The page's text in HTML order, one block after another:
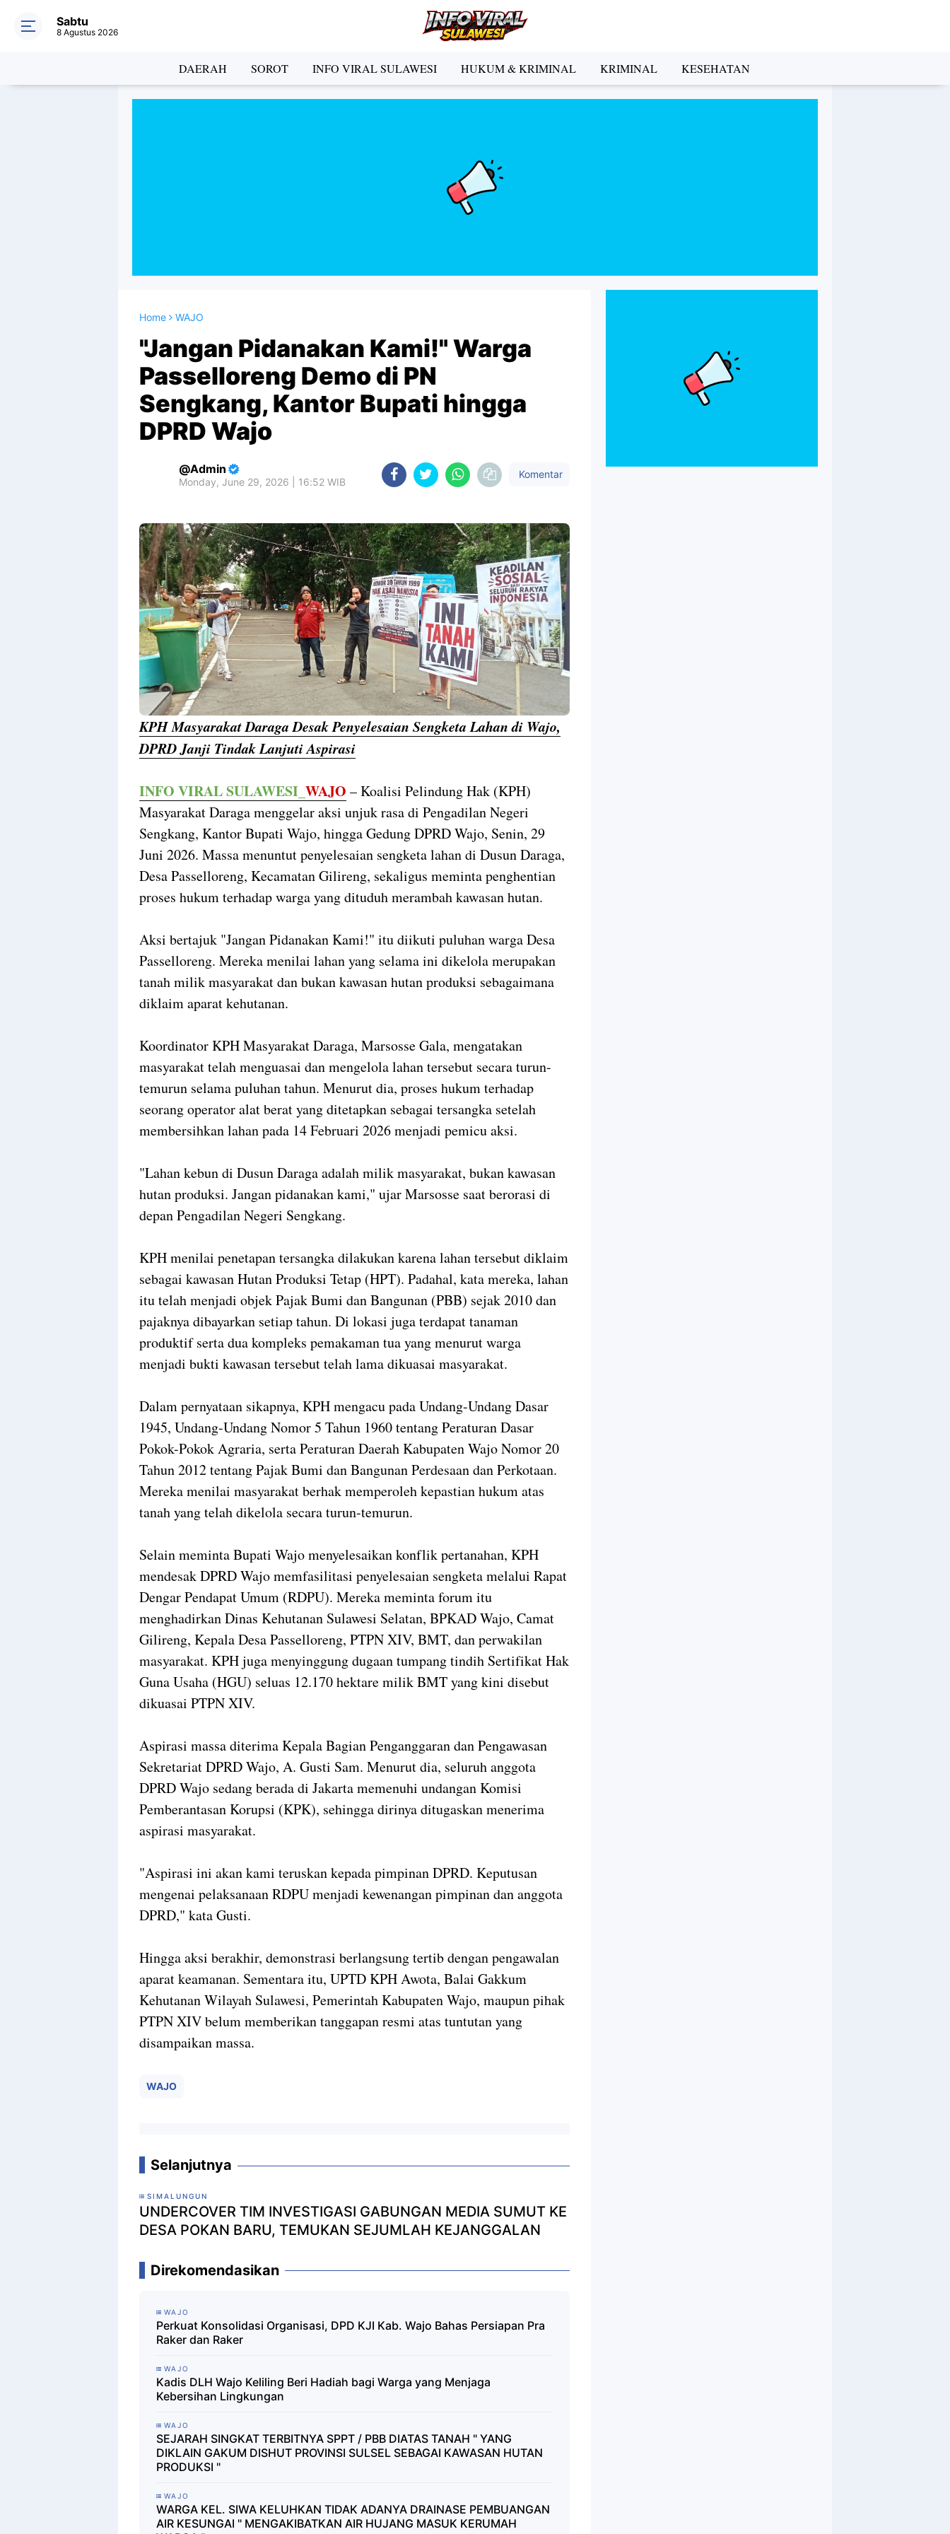
Sabtu
8 Agustus 2026
DAERAH SOROT INFO VIRAL SULAWESI HUKUM & KRIMINAL KRIMINAL KESEHATAN
Home WAJO
"Jangan Pidanakan Kami!" Warga
Passelloreng Demo di PN
Sengkang, Kantor Bupati hingga
DPRD Wajo
Admin
Monday, June 29, 2026 | 16:52 WIB
Komentar
KPH Masyarakat Daraga Desak Penyelesaian Sengketa Lahan di Wajo,
DPRD Janji Tindak Lanjuti Aspirasi
INFO VIRAL SULAWESI_ WAJO – Koalisi Pelindung Hak (KPH)
Masyarakat Daraga menggelar aksi unjuk rasa di Pengadilan Negeri
Sengkang, Kantor Bupati Wajo, hingga Gedung DPRD Wajo, Senin, 29
Juni 2026. Massa menuntut penyelesaian sengketa lahan di Dusun Daraga,
Desa Passelloreng, Kecamatan Gilireng, sekaligus meminta penghentian
proses hukum terhadap warga yang dituduh merambah kawasan hutan.
Aksi bertajuk "Jangan Pidanakan Kami!" itu diikuti puluhan warga Desa
Passelloreng. Mereka menilai lahan yang selama ini dikelola merupakan
tanah milik masyarakat dan bukan kawasan hutan produksi sebagaimana
diklaim aparat kehutanan.
Koordinator KPH Masyarakat Daraga, Marsosse Gala, mengatakan
masyarakat telah menguasai dan mengelola lahan tersebut secara turun-
temurun selama puluhan tahun. Menurut dia, proses hukum terhadap
seorang operator alat berat yang ditetapkan sebagai tersangka setelah
membersihkan lahan pada 14 Februari 2026 menjadi pemicu aksi.
"Lahan kebun di Dusun Daraga adalah milik masyarakat, bukan kawasan
hutan produksi. Jangan pidanakan kami," ujar Marsosse saat berorasi di
depan Pengadilan Negeri Sengkang.
KPH menilai penetapan tersangka dilakukan karena lahan tersebut diklaim
sebagai kawasan Hutan Produksi Tetap (HPT). Padahal, kata mereka, lahan
itu telah menjadi objek Pajak Bumi dan Bangunan (PBB) sejak 2010 dan
pajaknya dibayarkan setiap tahun. Di lokasi juga terdapat tanaman
produktif serta dua kompleks pemakaman tua yang menurut warga
menjadi bukti kawasan tersebut telah lama dikuasai masyarakat.
Dalam pernyataan sikapnya, KPH mengacu pada Undang-Undang Dasar
1945, Undang-Undang Nomor 5 Tahun 1960 tentang Peraturan Dasar
Pokok-Pokok Agraria, serta Peraturan Daerah Kabupaten Wajo Nomor 20
Tahun 2012 tentang Pajak Bumi dan Bangunan Perdesaan dan Perkotaan.
Mereka menilai masyarakat berhak memperoleh kepastian hukum atas
tanah yang telah dikelola secara turun-temurun.
Selain meminta Bupati Wajo menyelesaikan konflik pertanahan, KPH
mendesak DPRD Wajo memfasilitasi penyelesaian sengketa melalui Rapat
Dengar Pendapat Umum (RDPU). Mereka meminta forum itu
menghadirkan Dinas Kehutanan Sulawesi Selatan, BPKAD Wajo, Camat
Gilireng, Kepala Desa Passelloreng, PTPN XIV, BMT, dan perwakilan
masyarakat. KPH juga menyinggung dugaan tumpang tindih Sertifikat Hak
Guna Usaha (HGU) seluas 12.170 hektare milik BMT yang kini disebut
dikuasai PTPN XIV.
Aspirasi massa diterima Kepala Bagian Penganggaran dan Pengawasan
Sekretariat DPRD Wajo, A. Gusti Sam. Menurut dia, seluruh anggota
DPRD Wajo sedang berada di Jakarta memenuhi undangan Komisi
Pemberantasan Korupsi (KPK), sehingga dirinya ditugaskan menerima
aspirasi masyarakat.
"Aspirasi ini akan kami teruskan kepada pimpinan DPRD. Keputusan
mengenai pelaksanaan RDPU menjadi kewenangan pimpinan dan anggota
DPRD," kata Gusti.
Hingga aksi berakhir, demonstrasi berlangsung tertib dengan pengawalan
aparat keamanan. Sementara itu, UPTD KPH Awota, Balai Gakkum
Kehutanan Wilayah Sulawesi, Pemerintah Kabupaten Wajo, maupun pihak
PTPN XIV belum memberikan tanggapan resmi atas tuntutan yang
disampaikan massa.
WAJO
Selanjutnya
SIMALUNGUN
UNDERCOVER TIM INVESTIGASI GABUNGAN MEDIA SUMUT KE
DESA POKAN BARU, TEMUKAN SEJUMLAH KEJANGGALAN
Direkomendasikan
WAJO
Perkuat Konsolidasi Organisasi, DPD KJI Kab. Wajo Bahas Persiapan Pra
Raker dan Raker
WAJO
Kadis DLH Wajo Keliling Beri Hadiah bagi Warga yang Menjaga
Kebersihan Lingkungan
WAJO
SEJARAH SINGKAT TERBITNYA SPPT / PBB DIATAS TANAH " YANG
DIKLAIN GAKUM DISHUT PROVINSI SULSEL SEBAGAI KAWASAN HUTAN
PRODUKSI "
WAJO
WARGA KEL. SIWA KELUHKAN TIDAK ADANYA DRAINASE PEMBUANGAN
AIR KESUNGAI " MENGAKIBATKAN AIR HUJANG MASUK KERUMAH